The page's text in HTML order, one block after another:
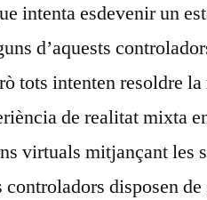
intenta esdevenir un
d’aquests
tots intenten resoldre la
de realitat mixta
virtuals mitjançant les
disposen de